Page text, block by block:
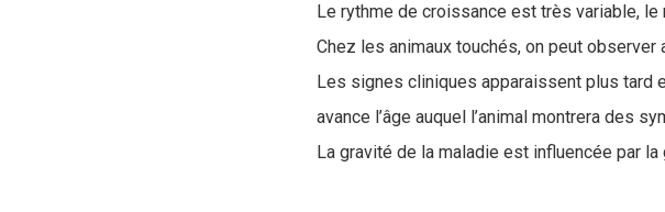
Le rythme de croissance est très variable,
Chez les animaux touchés, on peut
Les signes cliniques apparaissent plus tard
avance l’âge auquel l’animal montrera des
La gravité de la maladie est influencée par